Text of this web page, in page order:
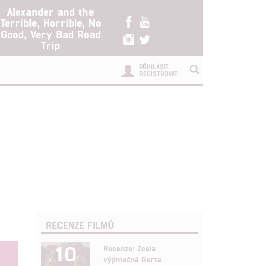
Alexander and the
Terrible, Horrible, No
Good, Very Bad Road
Trip
PŘIHLÁSIT
REGISTROVAT
RECENZE FILMŮ
10
Recenze: Zcela
výjimečná Gerta